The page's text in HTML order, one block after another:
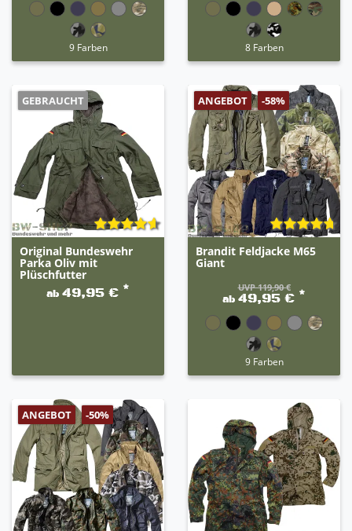
9 Farben 8 Farben
GEBRAUCHT
Original Bundeswehr
Parka Oliv mit
Plüschfutter
ab 49,95 € *
ANGEBOT -58%
Brandit Feldjacke M65
Giant
UVP 119,90 €
ab 49,95 € *
9 Farben
ANGEBOT -50%